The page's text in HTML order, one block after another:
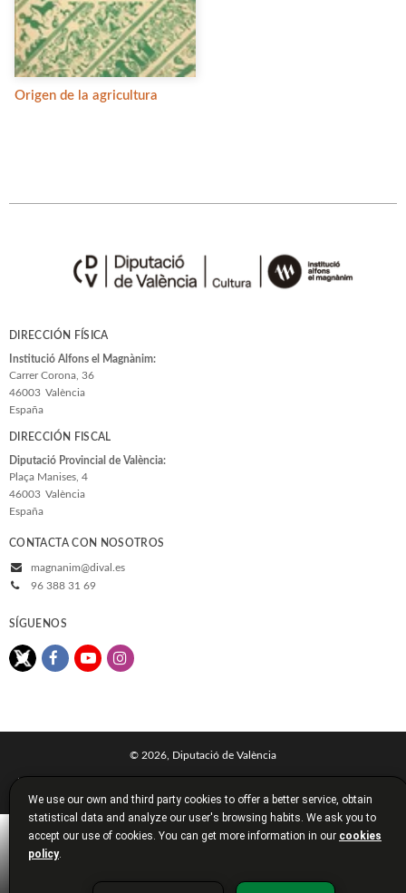
Origen de la agricultura
DIRECCIÓN FÍSICA
Institució Alfons el Magnànim:
Carrer Corona, 36
46003 València
España
DIRECCIÓN FISCAL
Diputació Provincial de València:
Plaça Manises, 4
46003 València
España
CONTACTA CON NOSOTROS
magnanim@dival.es
96 388 31 69
SÍGUENOS
© 2026, Diputació de València
Aviso legal
Condiciones de compra
Diputación de Valencia
We use our own and third party cookies to offer a better service, obtain
statistical data and analyze our user's browsing habits. We ask you to
accept our use of cookies. You can get more information in our cookies
policy.